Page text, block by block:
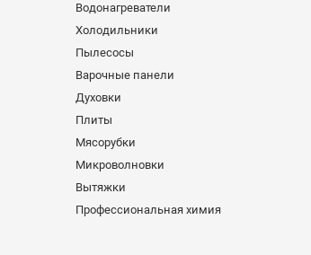
Водонагреватели
Холодильники
Пылесосы
Варочные панели
Духовки
Плиты
Мясорубки
Микроволновки
Вытяжки
Профессиональная химия